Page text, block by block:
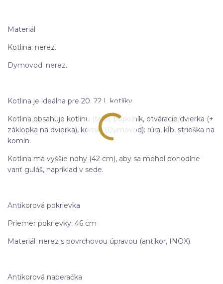
Materiál
Kotlina: nerez.
Dymovod: nerez.
Kotlina je ideálna pre 20, 22 L kotlíky.
Kotlina obsahuje kotlinu (telo), popolník, otváracie dvierka (+
záklopka na dvierka), komín (Dymovod): rúra, kĺb, strieška na
komín.
Kotlina má vyššie nohy (42 cm), aby sa mohol pohodlne
variť guláš, napríklad v sede.
Antikorová pokrievka
Priemer pokrievky: 46 cm
Materiál: nerez s povrchovou úpravou (antikor, INOX).
Antikorová naberačka